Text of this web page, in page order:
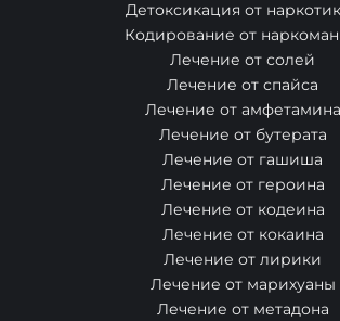
Детоксикация от
Кодирование от
Лечение от солей
Лечение от спайса
Лечение от амфетамина
Лечение от бутерата
Лечение от гашиша
Лечение от героина
Лечение от кодеина
Лечение от кокаина
Лечение от лирики
Лечение от марихуаны
Лечение от метадона